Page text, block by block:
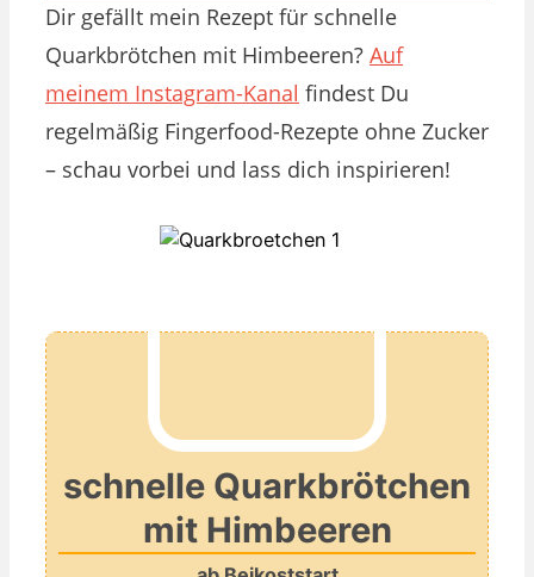
Dir gefällt mein Rezept für schnelle
Quarkbrötchen mit Himbeeren? Auf
meinem Instagram-Kanal findest Du
regelmäßig Fingerfood-Rezepte ohne Zucker
– schau vorbei und lass dich inspirieren!
schnelle Quarkbrötchen
mit Himbeeren